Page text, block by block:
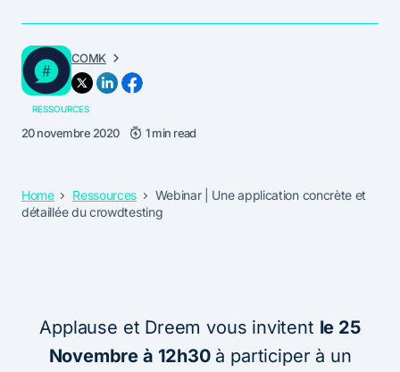
COMK
RESSOURCES
20 novembre 2020 1 min read
Home Ressources
Webinar | Une application concrète et
détaillée du crowdtesting
Applause et Dreem vous invitent le 25
Novembre à 12h30à participer à un